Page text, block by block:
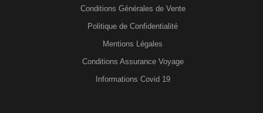
Conditions Générales de Vente
Politique de Confidentialité
Mentions Légales
Conditions Assurance Voyage
Informations Covid 19